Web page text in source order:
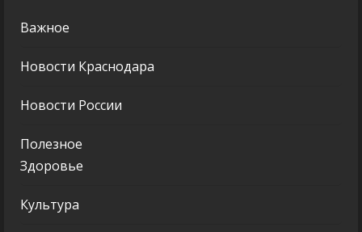
Важное
Новости Краснодара
Новости России
Полезное
Здоровье
Культура